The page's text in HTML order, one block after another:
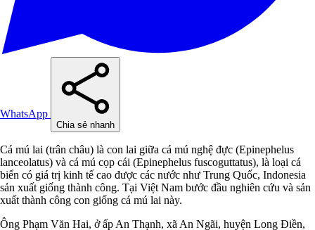
WhatsApp
Chia sẻ nhanh
Cá mú lai (trân châu) là con lai giữa cá mú nghệ đực (Epinephelus
lanceolatus) và cá mú cọp cái (Epinephelus fuscoguttatus), là loại cá
biển có giá trị kinh tế cao được các nước như Trung Quốc, Indonesia
sản xuất giống thành công. Tại Việt Nam bước đầu nghiên cứu và sản
xuất thành công con giống cá mú lai này.
Ông Phạm Văn Hai, ở ấp An Thạnh, xã An Ngãi, huyện Long Điền,